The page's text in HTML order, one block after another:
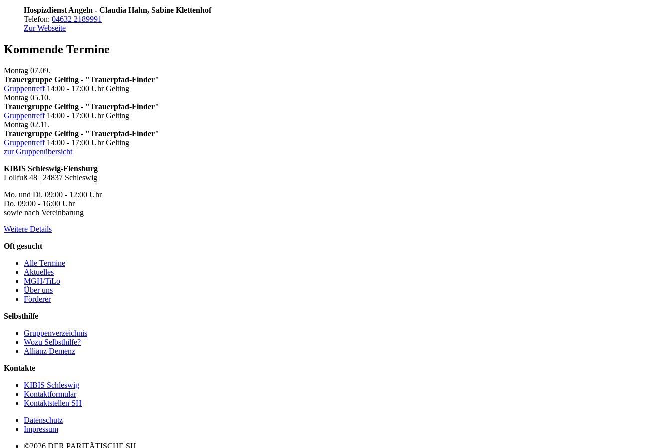
Hospizdienst Angeln - Claudia Hahn, Sabine Klettenhof
Telefon: 04632 2189991
Zur Webseite
Kommende Termine
Montag 07.09.
Trauergruppe Gelting - "Trauerpfad-Finder"
Gruppentreff 14:00 - 17:00 Uhr Gelting
Montag 05.10.
Trauergruppe Gelting - "Trauerpfad-Finder"
Gruppentreff 14:00 - 17:00 Uhr Gelting
Montag 02.11.
Trauergruppe Gelting - "Trauerpfad-Finder"
Gruppentreff 14:00 - 17:00 Uhr Gelting
zur Gruppenübersicht
KIBIS Schleswig-Flensburg
Lollfuß 48 | 24837 Schleswig
Mo. und Di. 09:00 - 12:00 Uhr
Do. 09:00 - 16:00 Uhr
sowie nach Vereinbarung
Weitere Details
Oft gesucht
Alle Termine
Aktuelles
MGH/TiLo
Über uns
Förderer
Selbsthilfe
Gruppenverzeichnis
Wozu Selbsthilfe?
Allianz Demenz
Kontakte
KIBIS Schleswig
Kontaktformular
Kontaktstellen SH
Datenschutz
Impressum
©2026 DER PARITÄTISCHE SH